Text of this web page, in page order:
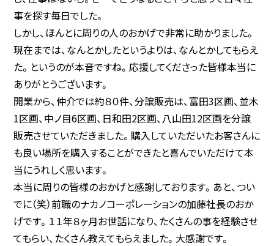
お問い合わせ
買いたい
BUY
宅地分譲・売地
借りたい
事を探す毎日でした。
しかし、ほんとに周りの人のおかげで非常に助かりました。
現在までは、なんとかしたというよりは、なんとかしてもらえ
た。というのが本音ですね。応援してくださった皆様本当に
ありがとうございます。
開業から、仲介では約８０件、分譲販売は、富田3区画、並木
1区画、中ノ目6区画、日和田2区画、八山田12区画を分譲
販売させていただきました。購入していただいたお客さんに
も良い場所を購入することができたと喜んでいただけて本
当にうれしく思います。
本当に周りの皆様のおかげと感謝しております。あと、つい
でに（笑）前職のナカノコーポレーションの加藤社長のおか
げです。１１年８ヶ月お世話になり、たくさんの事を経験させ
てもらい、たくさん教えてもらえました。大感謝です。